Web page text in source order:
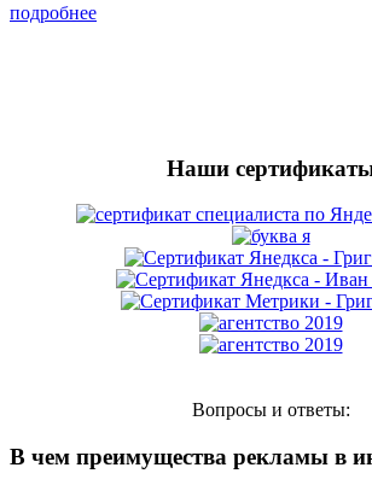
подробнее
Наши
Вопросы и ответы:
В чем преимущества рекламы в